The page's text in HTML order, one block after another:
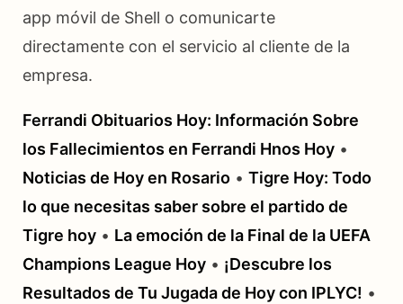
app móvil de Shell o comunicarte
directamente con el servicio al cliente de la
empresa.
Ferrandi Obituarios Hoy: Información Sobre
los Fallecimientos en Ferrandi Hnos Hoy •
Noticias de Hoy en Rosario • Tigre Hoy: Todo
lo que necesitas saber sobre el partido de
Tigre hoy • La emoción de la Final de la UEFA
Champions League Hoy • ¡Descubre los
Resultados de Tu Jugada de Hoy con IPLYC! •